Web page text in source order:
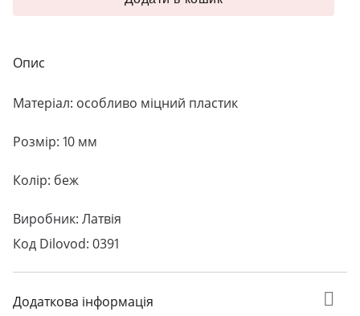
Опис
Матеріал: особливо міцний пластик
Розмір: 10 мм
Колір: беж
Виробник: Латвія
Код Dilovod: 0391
Додаткова інформація